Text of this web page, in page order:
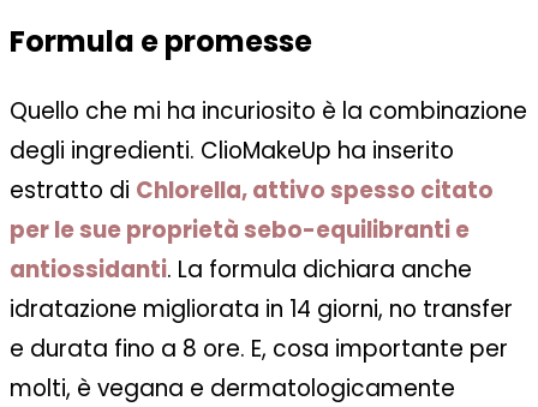
Formula e promesse
Quello che mi ha incuriosito è la combinazione
degli ingredienti. ClioMakeUp ha inserito
estratto di Chlorella, attivo spesso citato
per le sue proprietà sebo-equilibranti e
antiossidanti. La formula dichiara anche
idratazione migliorata in 14 giorni, no transfer
e durata fino a 8 ore. E, cosa importante per
molti, è vegana e dermatologicamente